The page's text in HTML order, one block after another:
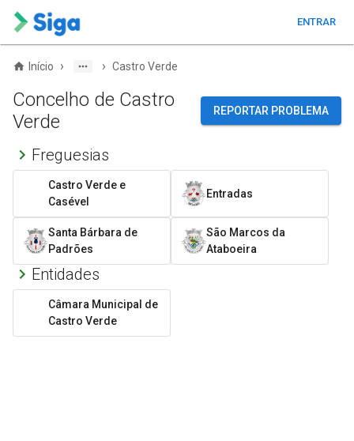
ENTRAR
Início › › Castro Verde
Concelho de Castro
Verde
REPORTAR PROBLEMA
Freguesias
Castro Verde e
Casével
Entradas
Santa Bárbara de
Padrões
São Marcos da
Ataboeira
Entidades
Câmara Municipal de
Castro Verde